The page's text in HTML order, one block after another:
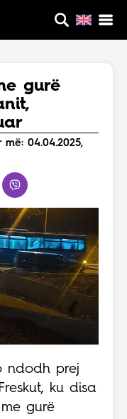
gurë
04.04.2025,
ndodh prej
ku disa
gurë